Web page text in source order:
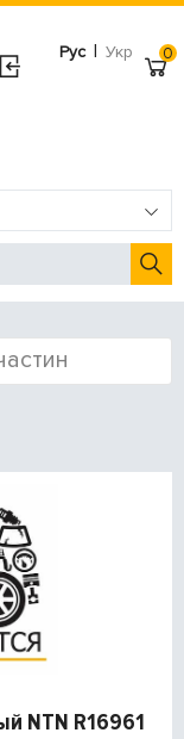
Рус | Укр 0
NTN R16961